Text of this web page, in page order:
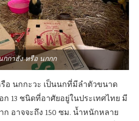
กกาฮัง หรือ นกกก
อ นกกะวะ เป็นนกที่มีลำตัวขนาด
13 ชนิดที่อาศัยอยู่ในประเทศไทย มี
ก อาจจะถึง 150 ซม. น้ำหนักหลาย